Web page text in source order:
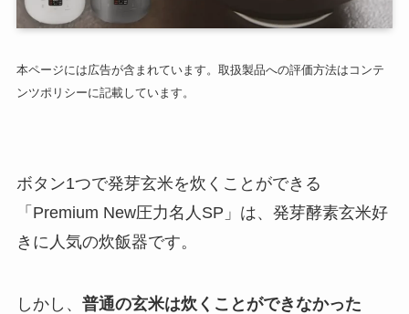
本ページには広告が含まれています。取扱製品への評価方法はコンテ
ンツポリシーに記載しています。
ボタン1つで発芽玄米を炊くことができる
「Premium New圧力名人SP」は、発芽酵素玄米好
きに人気の炊飯器です。
しかし、 普通の玄米は炊くことができなかった